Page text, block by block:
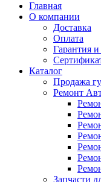
Главная
О компании
Доставка
Оплата
Гарантия
Каталог
Продажа
Ремонт
Запчасти